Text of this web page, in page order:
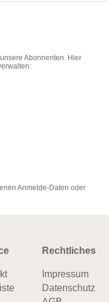
Abonnenten. Hier
Anmelde-Daten oder
Rechtliches
Impressum
Datenschutz